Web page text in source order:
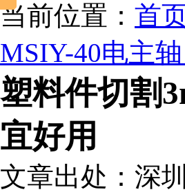
当前位置： 首
MSIY-40电主
塑料件切割
宜好用
文章出处：深